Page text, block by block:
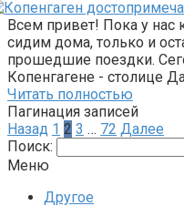
Всем привет! Пока у
сидим дома, только и
прошедшие поездки.
Копенгагене - столице
Читать полностью
Пагинация записей
Назад 1 2 3 … 72 Далее
Поиск:
Меню
Другое